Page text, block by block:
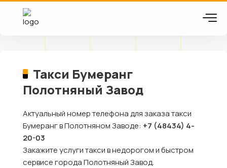
Такси Бумеранг
Полотняный Завод
Актуальный номер телефона для заказа такси
Бумеранг в Полотняном Заводе: +7 (48434) 4-
20-03
Закажите услуги такси в недорогом и быстром
сервисе города Полотняный Завод.